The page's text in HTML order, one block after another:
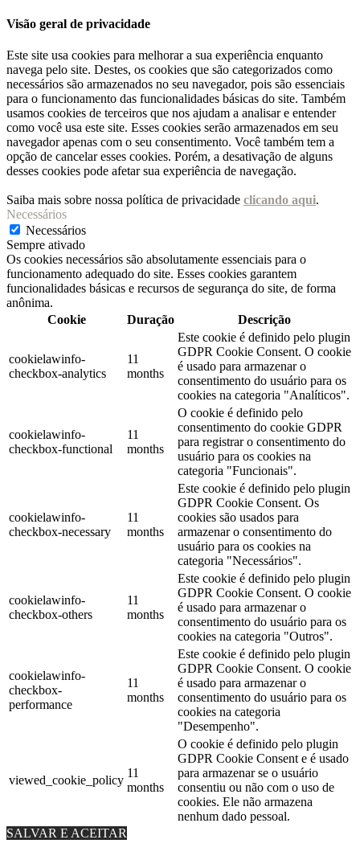
Visão geral de privacidade
Este site usa cookies para melhorar a sua experiência enquanto
navega pelo site. Destes, os cookies que são categorizados como
necessários são armazenados no seu navegador, pois são essenciais
para o funcionamento das funcionalidades básicas do site. Também
usamos cookies de terceiros que nos ajudam a analisar e entender
como você usa este site. Esses cookies serão armazenados em seu
navegador apenas com o seu consentimento. Você também tem a
opção de cancelar esses cookies. Porém, a desativação de alguns
desses cookies pode afetar sua experiência de navegação.
Saiba mais sobre nossa política de privacidade clicando aqui.
Necessários
Necessários
Sempre ativado
Os cookies necessários são absolutamente essenciais para o
funcionamento adequado do site. Esses cookies garantem
funcionalidades básicas e recursos de segurança do site, de forma
anônima.
Cookie
Duração Descrição
cookielawinfo-
checkbox-analytics
11
months
Este cookie é definido pelo plugin
GDPR Cookie Consent. O cookie
é usado para armazenar o
consentimento do usuário para os
cookies na categoria "Analíticos".
cookielawinfo-
checkbox-functional
11
months
O cookie é definido pelo
consentimento do cookie GDPR
para registrar o consentimento do
usuário para os cookies na
categoria "Funcionais".
cookielawinfo-
checkbox-necessary
11
months
Este cookie é definido pelo plugin
GDPR Cookie Consent. Os
cookies são usados ​​para
armazenar o consentimento do
usuário para os cookies na
categoria "Necessários".
cookielawinfo-
checkbox-others
11
months
Este cookie é definido pelo plugin
GDPR Cookie Consent. O cookie
é usado para armazenar o
consentimento do usuário para os
cookies na categoria "Outros".
cookielawinfo-
checkbox-
performance
11
months
Este cookie é definido pelo plugin
GDPR Cookie Consent. O cookie
é usado para armazenar o
consentimento do usuário para os
cookies na categoria
"Desempenho".
viewed_cookie_policy
11
months
O cookie é definido pelo plugin
GDPR Cookie Consent e é usado
para armazenar se o usuário
consentiu ou não com o uso de
cookies. Ele não armazena
nenhum dado pessoal.
SALVAR E ACEITAR